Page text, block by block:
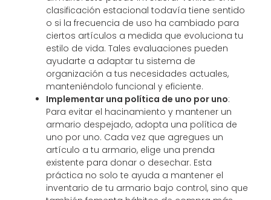
clasificación estacional todavía tiene sentido
o si la frecuencia de uso ha cambiado para
ciertos artículos a medida que evoluciona tu
estilo de vida. Tales evaluaciones pueden
ayudarte a adaptar tu sistema de
organización a tus necesidades actuales,
manteniéndolo funcional y eficiente.
Implementar una política de uno por uno:
Para evitar el hacinamiento y mantener un
armario despejado, adopta una política de
uno por uno. Cada vez que agregues un
artículo a tu armario, elige una prenda
existente para donar o desechar. Esta
práctica no solo te ayuda a mantener el
inventario de tu armario bajo control, sino que